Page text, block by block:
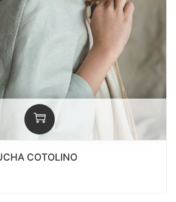
COTOLINO